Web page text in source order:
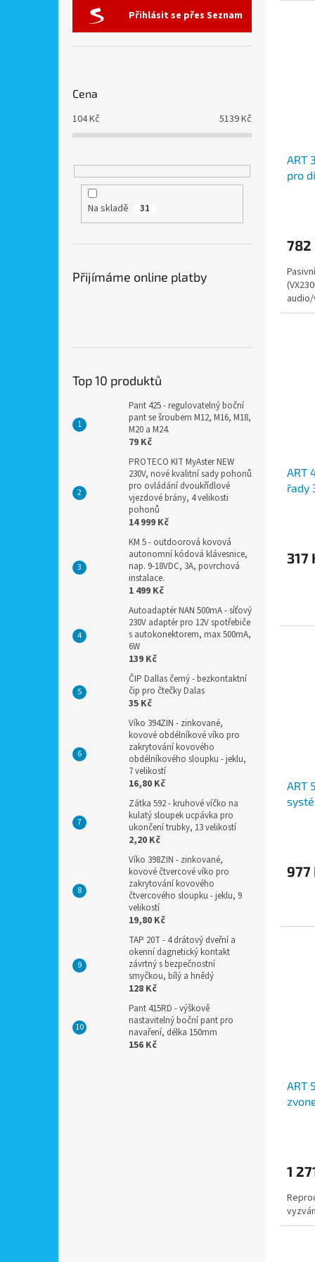
Přihlásit se přes Seznam
Cena
104Kč 5139Kč
Na skladě 31
Přijímáme online platby
Top 10 produktů
Pant 425 - regulovatelný boční
pant se šroubem M12, M16, M18,
M20 a M24.
79 Kč
PROTECO KIT MyAster NEW
230V, nové kvalitní sady pohonů
pro ovládání dvoukřídlové
vjezdové brány, 4 velikosti
pohonů
14 999 Kč
KM 5 - outdoorová kovová
autonomní kódová klávesnice,
nap. 9-18VDC, 3A, povrchová
instalace.
1 499 Kč
Autoadaptér NAN 500mA - síťový
230V adaptér pro 12V spotřebiče
s autokonektorem, max 500mA,
6W
139 Kč
ČIP Dallas černý - bezkontaktní
čip pro čtečky Dalas
35 Kč
Víko 394ZIN - zinkované,
kovové obdélníkové víko pro
zakrytování kovového
obdélníkového sloupku - jeklu,
7 velikostí
16,80 Kč
Zátka 592 - kruhové víčko na
kulatý sloupek ucpávka pro
ukončení trubky, 13 velikostí
2,20 Kč
Víko 398ZIN - zinkované,
kovové čtvercové víko pro
zakrytování kovového
čtvercového sloupku - jeklu, 9
velikostí
19,80 Kč
TAP 20T - 4 drátový dveřní a
okenní dagnetický kontakt
závrtný s bezpečnostní
smyčkou, bílý a hnědý
128 Kč
Pant 415RD - výškově
nastavitelný boční pant pro
navaření, délka 150mm
156 Kč
ART
pro
782
ART
řady
317
ART
977
ART
1